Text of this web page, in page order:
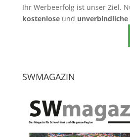
Ihr Werbeerfolg ist unser Ziel.
kostenloseund unverbindliche
SWMAGAZIN